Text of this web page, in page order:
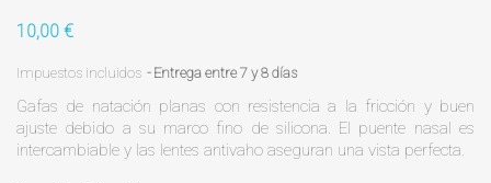
10,00 €
Impuestos incluidos Entrega entre 7 y 8 días
Gafas de natación planas con resistencia a la fricción y buen
ajuste debido a su marco fino de silicona. El puente nasal es
intercambiable y las lentes antivaho aseguran una vista perfecta.